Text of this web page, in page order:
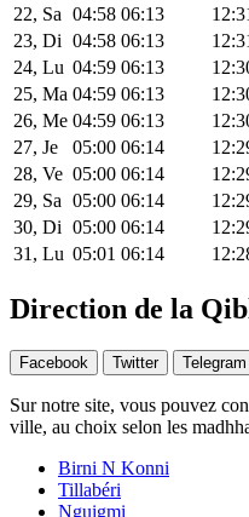
22, Sa 04:58 06:13
23, Di 04:58 06:13
24, Lu 04:59 06:13
25, Ma 04:59 06:13
26, Me 04:59 06:13
27, Je
05:00 06:14
28, Ve 05:00 06:14
29, Sa 05:00 06:14
30, Di 05:00 06:14
31, Lu 05:01 06:14
Direction de la
Facebook Twitter Telegram
Sur notre site, vous pouvez
ville, au choix selon les
Birni N Konni
Tillabéri
Nguigmi